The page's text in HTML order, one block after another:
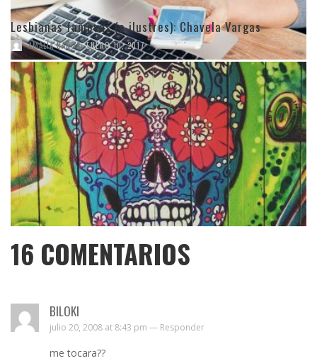
Lesbianas famosas (e ilustres): Chavela Vargas
AMALIA BAÑOS, ENERO 10, 2017
16 COMENTARIOS
BILOKI
julio 20, 2008 at 8:43 pm — Responder
me tocara??